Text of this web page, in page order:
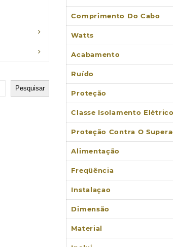
Pesquisar
Comprimento Do Cabo
Watts
Acabamento
Ruído
Proteção
Classe Isolamento Elétrico
Proteção Contra O
Alimentação
Freqüência
Instalaçao
Dimensão
Material